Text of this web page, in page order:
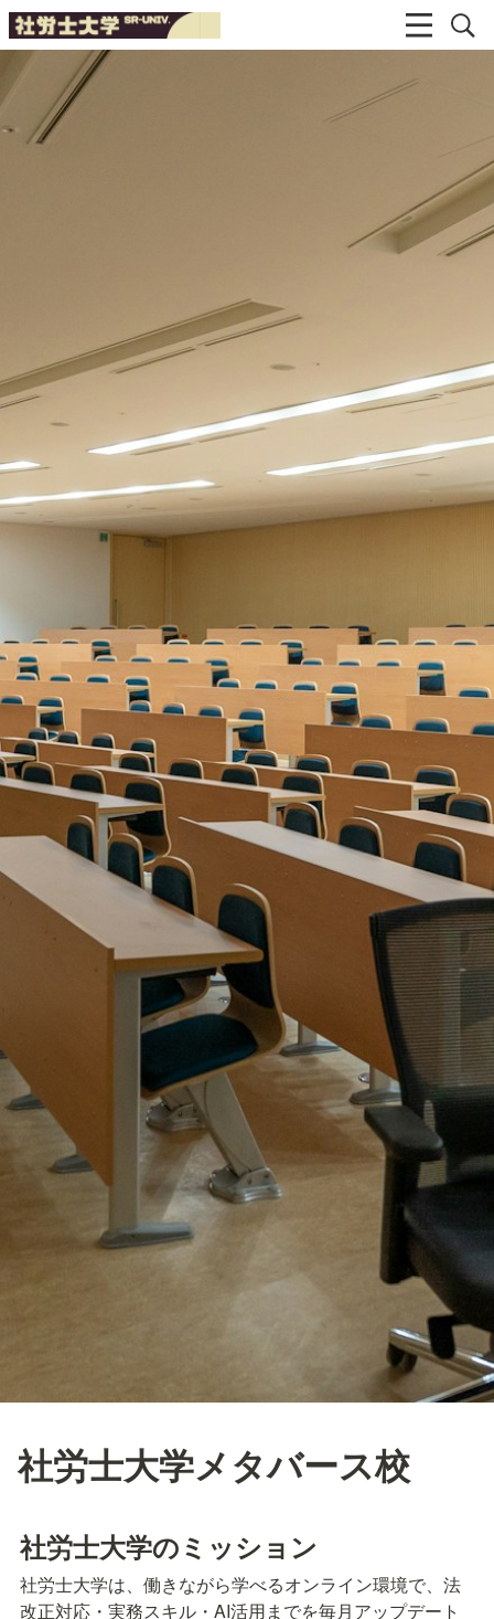
社労士大学メタバース校
社労士大学のミッション
社労士大学は、働きながら学べるオンライン環境で、法
改正対応・実務スキル・AI活用までを毎月アップデート